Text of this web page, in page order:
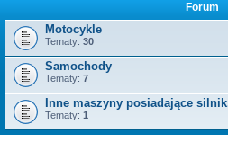
Forum
Motocykle
Tematy: 30
Samochody
Tematy: 7
Inne maszyny posiadające
Tematy: 1